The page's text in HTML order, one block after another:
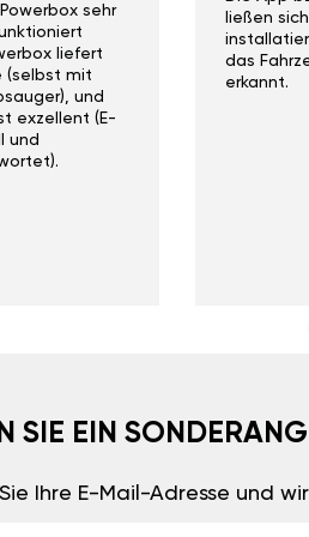
sehr
liefert
(selbst mit
und
exzellent (E-
und
ließen
das
erkannt.
SIE EIN
Ihre E-Mail-Adresse und